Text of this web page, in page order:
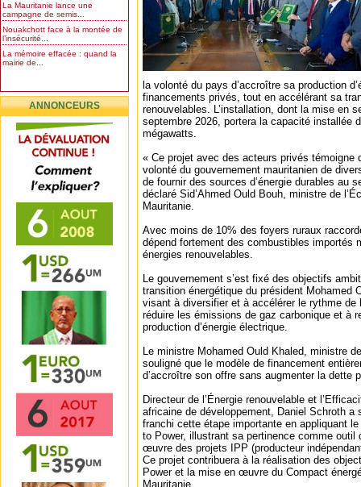
La Mauritanie lance une
campagne de semis...
Nouakchott face à la montée de
l’insécurité...
La mémoire effacée : quand la
mairie de...
ANNONCEURS
la volonté du pays d’accroître sa production
financements privés, tout en accélérant sa
renouvelables. L’installation, dont la mise en
septembre 2026, portera la capacité installée
mégawatts.
« Ce projet avec des acteurs privés témoigne
volonté du gouvernement mauritanien de
de fournir des sources d’énergie durables au
déclaré Sid’Ahmed Ould Bouh, ministre de
Mauritanie.
Avec moins de 10% des foyers ruraux
dépend fortement des combustibles importés
énergies renouvelables.
Le gouvernement s’est fixé des objectifs
transition énergétique du président Mohamed
visant à diversifier et à accélérer le rythme de
réduire les émissions de gaz carbonique et à
production d’énergie électrique.
Le ministre Mohamed Ould Khaled, ministre
souligné que le modèle de financement
d’accroître son offre sans augmenter la dette
Directeur de l’Énergie renouvelable et
africaine de développement, Daniel Schroth a
franchi cette étape importante en appliquant
to Power, illustrant sa pertinence comme outil
œuvre des projets IPP (producteur
Ce projet contribuera à la réalisation des
Power et la mise en œuvre du Compact
Mauritanie.